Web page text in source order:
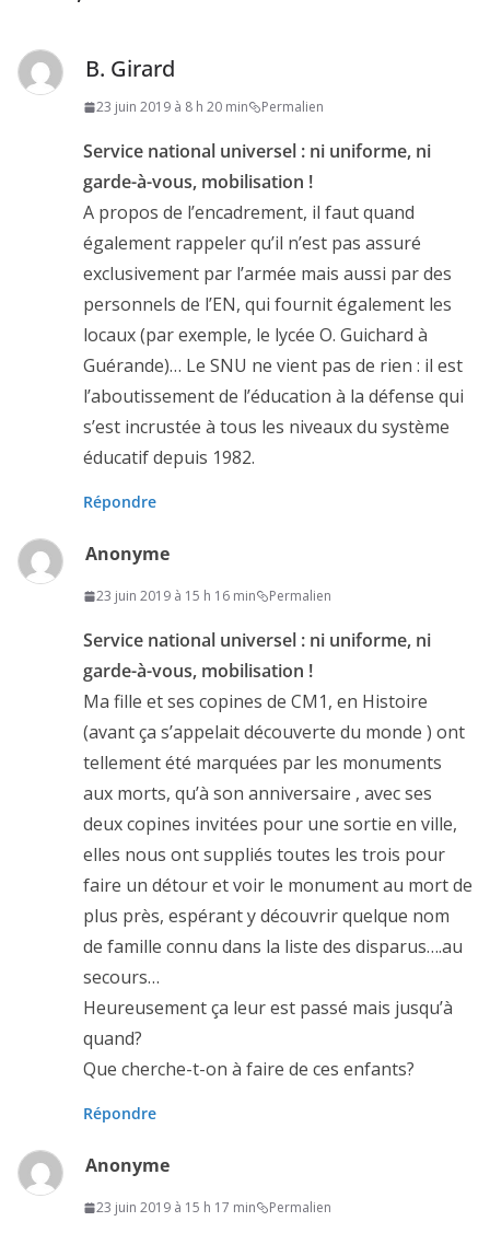
B. Girard
23 juin 2019 à 8 h 20 min Permalien
Service national universel : ni uniforme, ni
garde-à-vous, mobilisation !
A propos de l’encadrement, il faut quand
également rappeler qu’il n’est pas assuré
exclusivement par l’armée mais aussi par des
personnels de l’EN, qui fournit également les
locaux (par exemple, le lycée O. Guichard à
Guérande)… Le SNU ne vient pas de rien : il est
l’aboutissement de l’éducation à la défense qui
s’est incrustée à tous les niveaux du système
éducatif depuis 1982.
Répondre
Anonyme
23 juin 2019 à 15 h 16 min Permalien
Service national universel : ni uniforme, ni
garde-à-vous, mobilisation !
Ma fille et ses copines de CM1, en Histoire
(avant ça s’appelait découverte du monde ) ont
tellement été marquées par les monuments
aux morts, qu’à son anniversaire , avec ses
deux copines invitées pour une sortie en ville,
elles nous ont suppliés toutes les trois pour
faire un détour et voir le monument au mort de
plus près, espérant y découvrir quelque nom
de famille connu dans la liste des disparus….au
secours…
Heureusement ça leur est passé mais jusqu’à
quand?
Que cherche-t-on à faire de ces enfants?
Répondre
Anonyme
23 juin 2019 à 15 h 17 min Permalien